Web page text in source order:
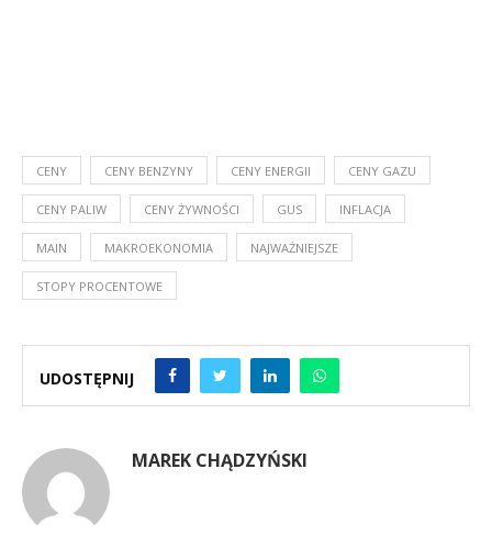
CENY CENY BENZYNY CENY ENERGII CENY GAZU
CENY PALIW CENY ŻYWNOŚCI GUS INFLACJA
MAIN MAKROEKONOMIA NAJWAŻNIEJSZE
STOPY PROCENTOWE
UDOSTĘPNIJ
MAREK CHĄDZYŃSKI